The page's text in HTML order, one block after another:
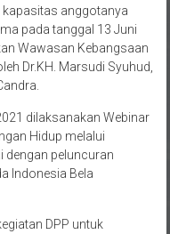
anggotanya
pada tanggal 13 Juni
Wawasan Kebangsaan
Dr.KH. Marsudi Syuhud,
dilaksanakan Webinar
Hidup melalui
dengan peluncuran
Indonesia Bela
DPP untuk